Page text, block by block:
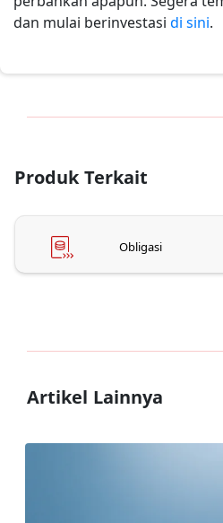
dan mulai berinvestasi di sini.
Produk Terkait
Obligasi
Artikel Lainnya